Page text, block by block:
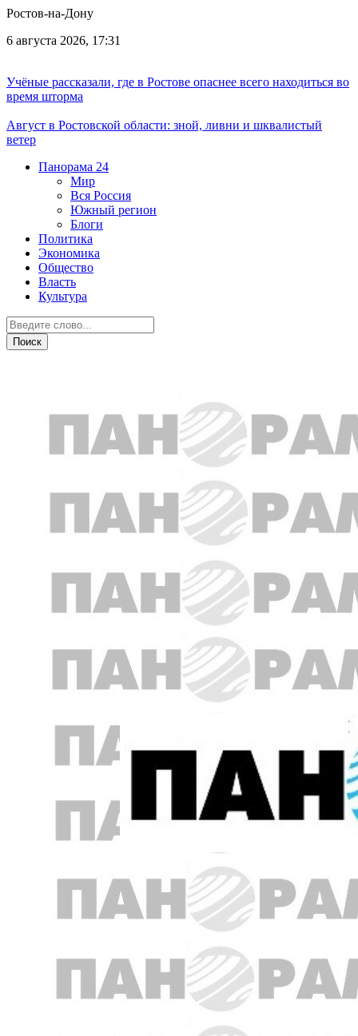
Ростов-на-Дону
6 августа 2026, 17:31
Учёные рассказали, где в Ростове опаснее всего находиться во
время шторма
Август в Ростовской области: зной, ливни и шквалистый
ветер
Панорама 24
Мир
Вся Россия
Южный регион
Блоги
Политика
Экономика
Общество
Власть
Культура